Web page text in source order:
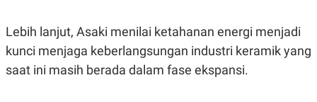
N
A
N
C
E
A
E
M
T
Lebih lanjut, Asaki menilai ketahanan energi menjadi
kunci menjaga keberlangsungan industri keramik yang
saat ini masih berada dalam fase ekspansi.